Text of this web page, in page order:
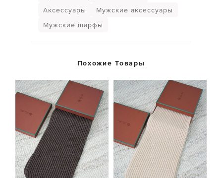
Аксессуары
Мужские аксессуары
Мужские шарфы
Похожие Товары